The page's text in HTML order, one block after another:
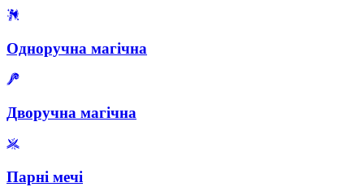
Одноручна магічна
Дворучна магічна
Парні мечі